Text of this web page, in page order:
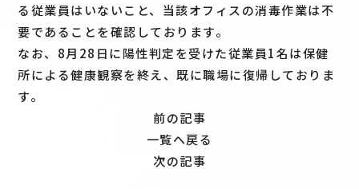
る従業員はいないこと、当該オフィスの消毒作業は不
要であることを確認しております。
なお、8月28日に陽性判定を受けた従業員1名は保健
所による健康観察を終え、既に職場に復帰しておりま
す。
前の記事
一覧へ戻る
次の記事